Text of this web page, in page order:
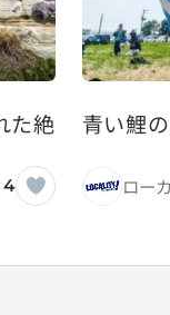
絶景スポッ
4
青い鯉